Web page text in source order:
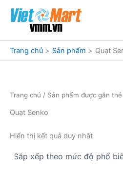
dung
Trang chủ
Sản phẩm Quạt
Trang chủ / Sản phẩm được gắn thẻ
Quạt Senko
Hiển thị kết quả duy nhất